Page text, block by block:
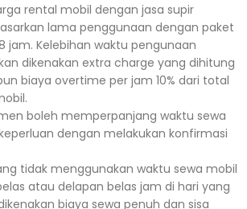
rental mobil dengan jasa supir
lama penggunaan dengan paket
jam. Kelebihan waktu pengunaan
dikenakan extra charge yang dihitung
biaya overtime per jam 10% dari total
boleh memperpanjang waktu sewa
dengan melakukan konfirmasi
tidak menggunakan waktu sewa mobil
atau delapan belas jam di hari yang
biaya sewa penuh dan sisa